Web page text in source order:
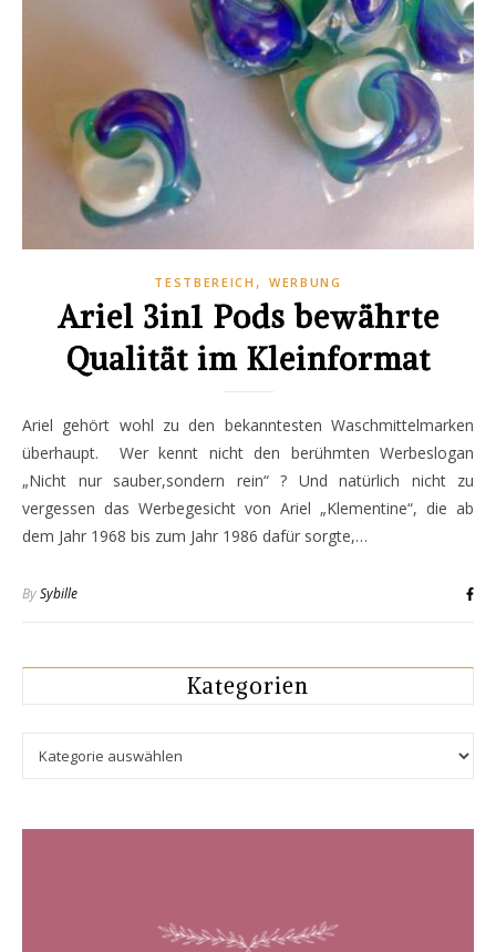
TESTBEREICH , WERBUNG
Ariel 3in1 Pods bewährte
Qualität im Kleinformat
Ariel gehört wohl zu den bekanntesten Waschmittelmarken
überhaupt. Wer kennt nicht den berühmten Werbeslogan
„Nicht nur sauber,sondern rein“ ? Und natürlich nicht zu
vergessen das Werbegesicht von Ariel „Klementine“, die ab
dem Jahr 1968 bis zum Jahr 1986 dafür sorgte,…
BySybille
Kategorien